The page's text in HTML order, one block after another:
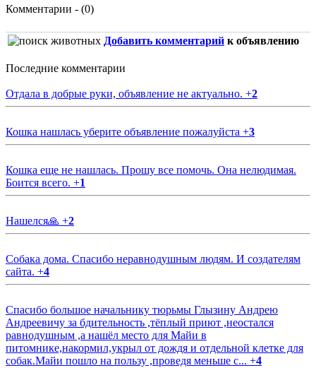
Комментарии - (0)
Добавить комментарий к объявлению
Последние комментарии
Отдала в добрые руки, объявление не актуально. +2
Кошка нашлась уберите объявление пожалуйста +3
Кошка еще не нашлась. Прошу все помочь. Она нелюдимая.
Боится всего. +1
Нашелся🙏 +2
Собака дома. Спасибо неравнодушным людям. И создателям
сайта. +4
Спасибо большое начальнику тюрьмы Глызину Андрею
Андреевичу за бдительность ,тёплый приют ,неостался
равнодушным ,а нашёл место для Майи в
питомнике,накормил,укрыл от дождя и отдельной клетке для
собак.Майи пошло на пользу ,проведя меньше с... +4